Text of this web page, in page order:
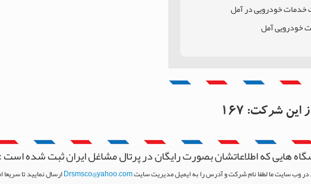
خدمات خودرویی در آمل
خودرویی آمل
آمل
این شرکت: 167
هایی که اطلاعاتشان بصورت رایگان در پرتال مشاغل ایران ثبت شده است :
وب سایت ما لطفا نام شرکت و آدرس را به ایمیل مدیریت سایتDrsmsco@yahoo.comارسال نمایید تا